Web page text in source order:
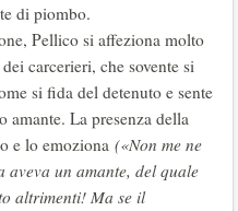
di piombo.
Pellico si affeziona molto
carcerieri, che sovente si
si fida del detenuto e sente
amante. La presenza della
e lo emoziona («Non me ne
un amante, del quale
altrimenti! Ma se il